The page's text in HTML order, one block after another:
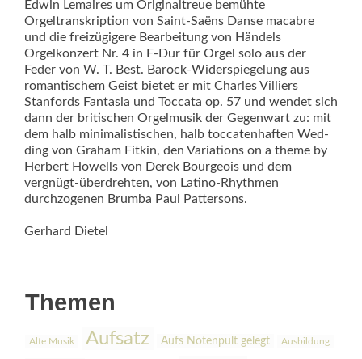
Edwin Lemaires um Originaltreue bemühte
Orgeltranskrip­tion von Saint-Saëns Danse macabre
und die freizügigere Bearbeitung von Händels
Orgelkonzert Nr. 4 in F-Dur für Orgel solo aus der
Feder von W. T. Best. Barock-Widerspiegelung aus
romantischem Geist bietet er mit Charles Villiers
Stanfords Fantasia und Toccata op. 57 und wendet sich
dann der britischen Orgelmusik der Gegenwart zu: mit
dem halb minimalistischen, halb toccatenhaften Wed­
ding von Graham Fitkin, den Variations on a theme by
Herbert Howells von Derek Bourgeois und dem
vergnügt-überdrehten, von Latino-Rhythmen
durchzogenen Brumba Paul Pattersons.
Gerhard Dietel
Themen
Alte Musik Aufsatz Aufs Notenpult gelegt Ausbildung